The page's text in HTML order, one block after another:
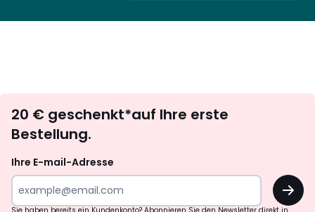
abonnieren
20 € geschenkt*auf Ihre erste
Bestellung.
Ihre E-mail-Adresse
OK